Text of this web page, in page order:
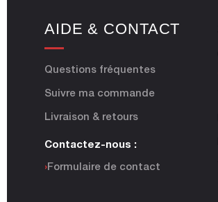
AIDE & CONTACT
Questions fréquentes
Suivre ma commande
Livraison & retours
Contactez-nous :
›Formulaire de contact